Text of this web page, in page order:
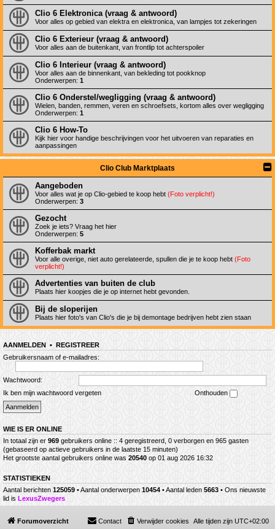
Clio 6 Elektronica (vraag & antwoord)
Voor alles op gebied van elektra en elektronica, van lampjes tot zekeringen
Clio 6 Exterieur (vraag & antwoord)
Voor alles aan de buitenkant, van frontlip tot achterspoiler
Clio 6 Interieur (vraag & antwoord)
Voor alles aan de binnenkant, van bekleding tot pookknop
Onderwerpen: 1
Clio 6 Onderstel/wegligging (vraag & antwoord)
Wielen, banden, remmen, veren en schroefsets, kortom alles over wegligging
Onderwerpen: 1
Clio 6 How-To
Kijk hier voor handige beschrijvingen voor het uitvoeren van reparaties en
aanpassingen
Clio Club Marktplaats
Aangeboden
Voor alles wat je op Clio-gebied te koop hebt (Foto verplicht!)
Onderwerpen: 3
Gezocht
Zoek je iets? Vraag het hier
Onderwerpen: 5
Kofferbak markt
Voor alle overige, niet auto gerelateerde, spullen die je te koop hebt (Foto
verplicht!)
Advertenties van buiten de club
Plaats hier koopjes die je op internet hebt gevonden.
Bij de sloperijen
Plaats hier foto's van Clio's die je bij demontage bedrijven hebt zien staan
AANMELDEN • REGISTREER
Gebruikersnaam of e-mailadres:
Wachtwoord:
Ik ben mijn wachtwoord vergeten
Onthouden
WIE IS ER ONLINE
In totaal zijn er 969 gebruikers online :: 4 geregistreerd, 0 verborgen en 965 gasten
(gebaseerd op actieve gebruikers in de laatste 15 minuten)
Het grootste aantal gebruikers online was 20540 op 01 aug 2026 16:32
STATISTIEKEN
Aantal berichten 125059 • Aantal onderwerpen 10454 • Aantal leden 5663 • Ons nieuwste
lid is LexusZwegers
Forumoverzicht Alle tijden zijn UTC+02:00
Verwijder cookies
Contact